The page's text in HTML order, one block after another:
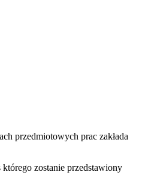
przedmiotowych prac zakłada
zostanie przedstawiony